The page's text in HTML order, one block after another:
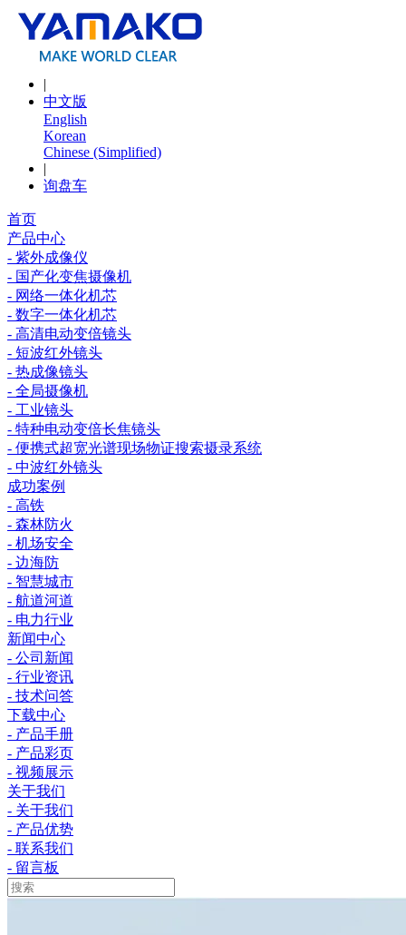
|
中文版
English
Korean
Chinese (Simplified)
|
询盘车
首页
产品中心
- 紫外成像仪
- 国产化变焦摄像机
- 网络一体化机芯
- 数字一体化机芯
- 高清电动变倍镜头
- 短波红外镜头
- 热成像镜头
- 全局摄像机
- 工业镜头
- 特种电动变倍长焦镜头
- 便携式超宽光谱现场物证搜索摄录系统
- 中波红外镜头
成功案例
- 高铁
- 森林防火
- 机场安全
- 边海防
- 智慧城市
- 航道河道
- 电力行业
新闻中心
- 公司新闻
- 行业资讯
- 技术问答
下载中心
- 产品手册
- 产品彩页
- 视频展示
关于我们
- 关于我们
- 产品优势
- 联系我们
- 留言板